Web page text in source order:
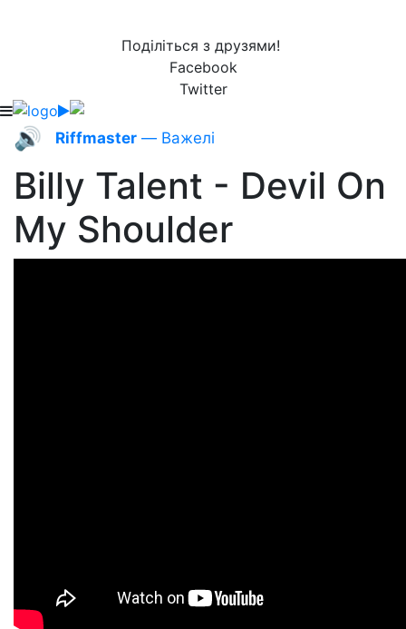
Поділіться з друзями!
Facebook
Twitter
🔊 Riffmaster — Важелі
Billy Talent - Devil On
My Shoulder